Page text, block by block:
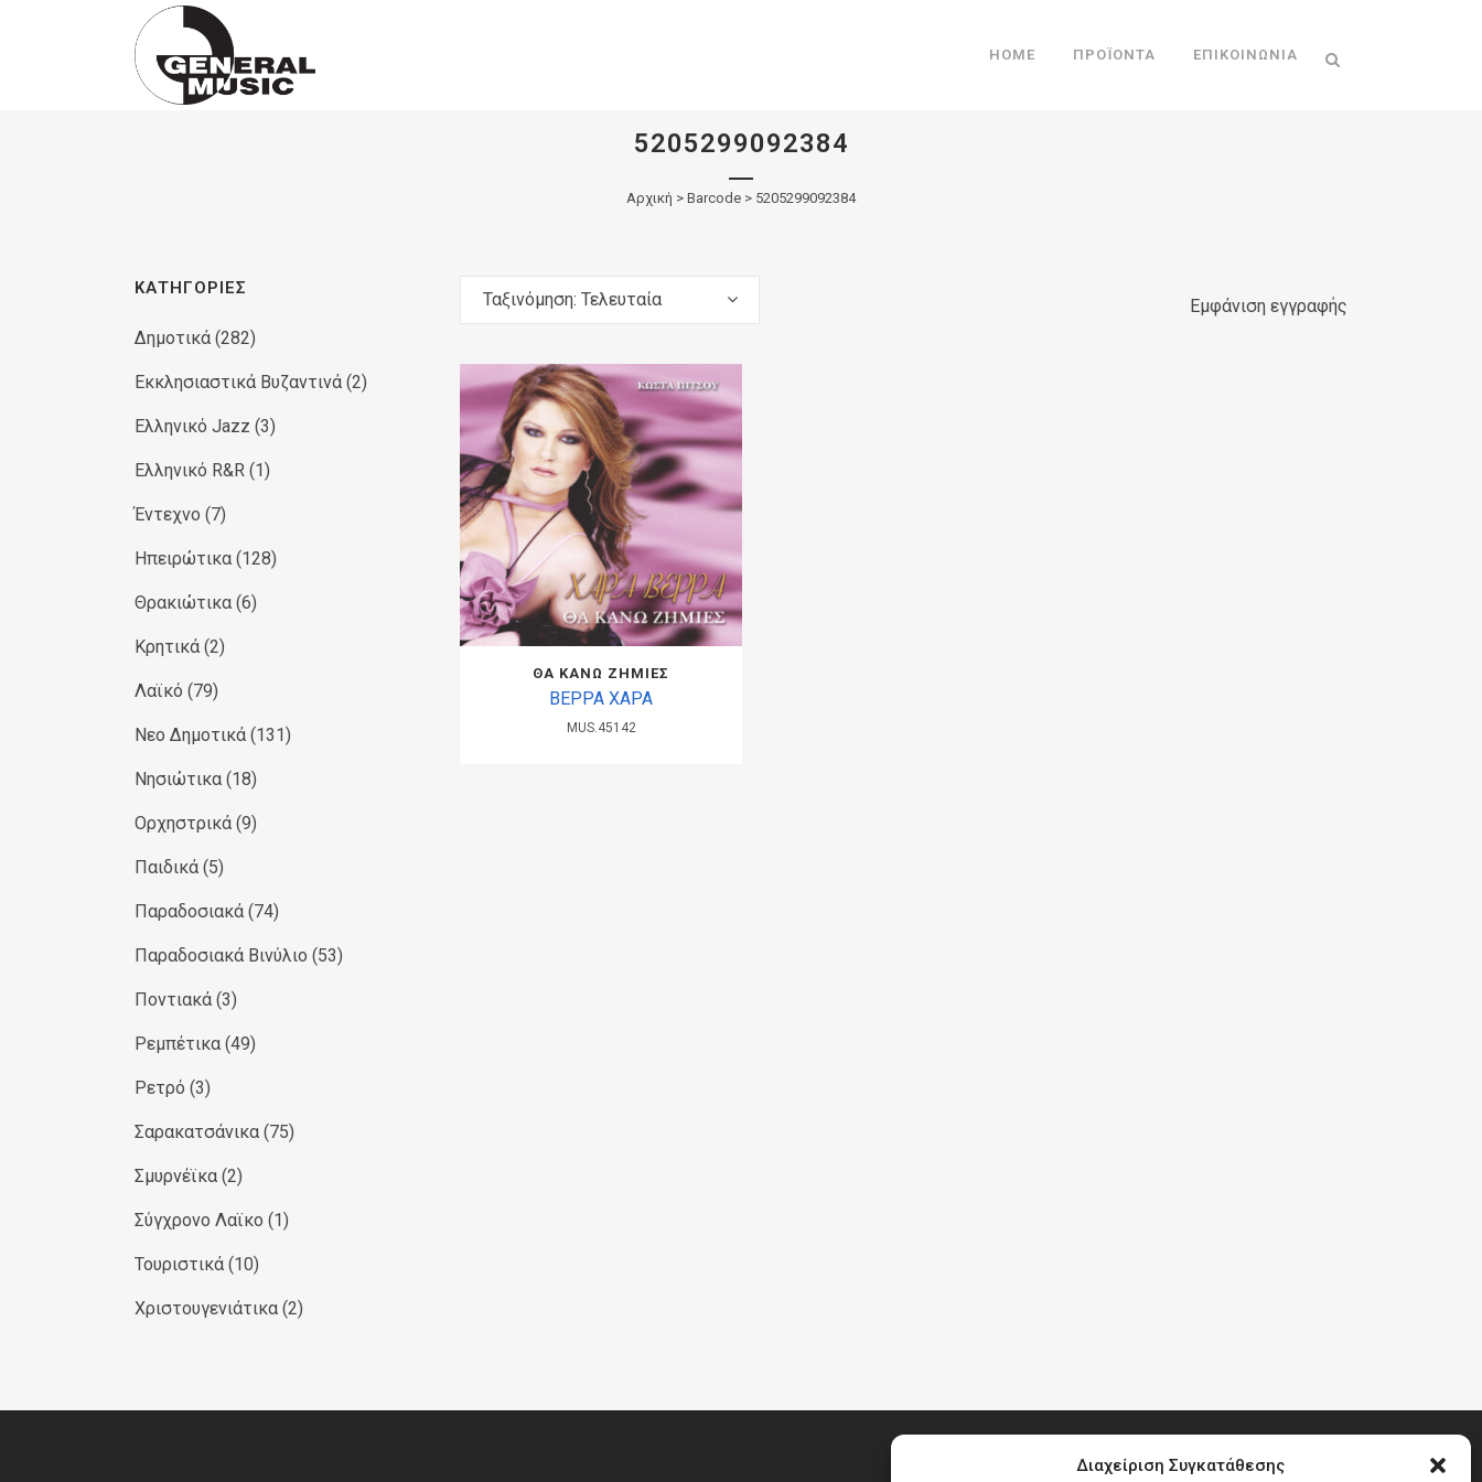
Διαχείριση Συγκατάθεσης
Products
HOME ΠΡΟΪΌΝΤΑ ΕΠΙΚΟΙΝΩΝΊΑ
5205299092384
Αρχική > Barcode > 5205299092384
ΚΑΤΗΓΟΡΊΕΣ
Δημοτικά (282)
Εκκλησιαστικά Βυζαντινά (2)
Ελληνικό Jazz (3)
Ελληνικό R&R (1)
Έντεχνο (7)
Ηπειρώτικα (128)
Θρακιώτικα (6)
Κρητικά (2)
Λαϊκό (79)
Νεο Δημοτικά (131)
Νησιώτικα (18)
Ορχηστρικά (9)
Παιδικά (5)
Παραδοσιακά (74)
Παραδοσιακά Βινύλιο (53)
Ποντιακά (3)
Ρεμπέτικα (49)
Ρετρό (3)
Σαρακατσάνικα (75)
Σμυρνέϊκα (2)
Σύγχρονο Λαϊκο (1)
Τουριστικά (10)
Χριστουγενιάτικα (2)
Εμφάνιση εγγραφής
Ταξινόμηση: Τελευταία
ΘΑ ΚΑΝΩ ΖΗΜΙΕΣ
ΒΕΡΡΑ ΧΑΡΑ
MUS.45142